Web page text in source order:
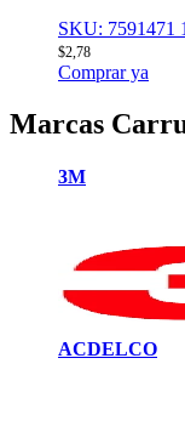
SKU: 7591471
$2,78
Comprar ya
Marcas
3M
ACDELCO